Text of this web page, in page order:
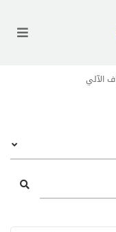
الآلي